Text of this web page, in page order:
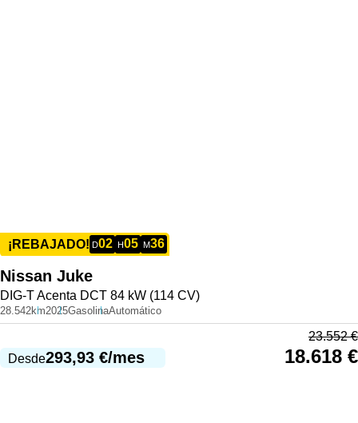
¡REBAJADO! D02 H05 M36
Nissan Juke
DIG-T Acenta DCT 84 kW (114 CV)
28.542km2025GasolinaAutomático
Desde293,93 €/mes
23.552€
18.618 €